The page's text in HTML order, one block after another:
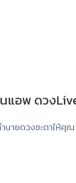
แอพ ดวง
นายดวงชะตาให้คุณ